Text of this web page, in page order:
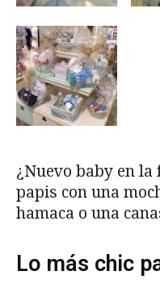
¿Nuevo baby en
papis con una
hamaca o una
Lo más chic